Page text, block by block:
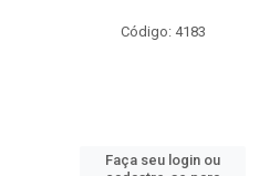
Código: 4183
Faça seu login ou